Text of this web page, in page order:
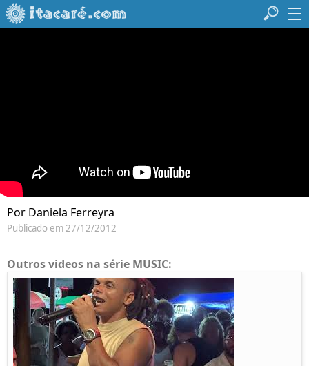
Por Daniela Ferreyra
Publicado em 27/12/2012
Outros videos na série MUSIC: